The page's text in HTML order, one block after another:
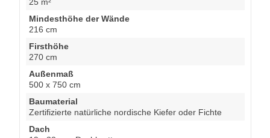
Mindesthöhe der Wände
216 cm
Firsthöhe
270 cm
Außenmaß
500 x 750 cm
Baumaterial
Zertifizierte natürliche nordische Kiefer oder Fichte
Dach